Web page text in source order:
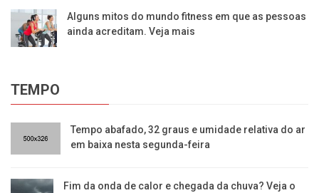
Alguns mitos do mundo fitness em que as pessoas
ainda acreditam. Veja mais
TEMPO
​Tempo abafado, 32 graus e umidade relativa do ar
em baixa nesta segunda-feira
Fim da onda de calor e chegada da chuva? Veja o